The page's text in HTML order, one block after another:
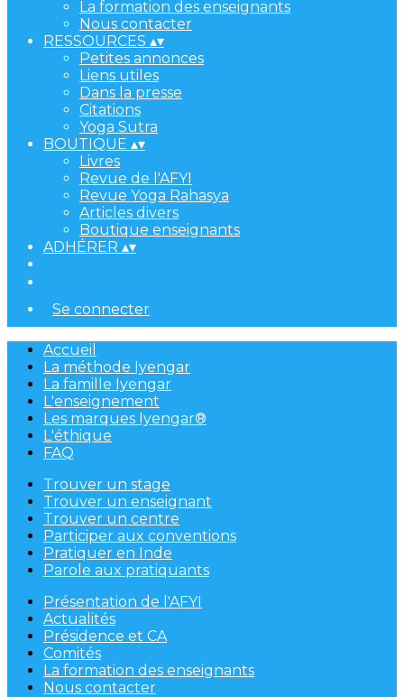
La formation des enseignants
Nous contacter
RESSOURCES ▴▾
Petites annonces
Liens utiles
Dans la presse
Citations
Yoga Sutra
BOUTIQUE ▴▾
Livres
Revue de l'AFYI
Revue Yoga Rahasya
Articles divers
Boutique enseignants
ADHÉRER ▴▾
Se connecter
Accueil
La méthode Iyengar
La famille Iyengar
L'enseignement
Les marques Iyengar®
L'éthique
FAQ
Trouver un stage
Trouver un enseignant
Trouver un centre
Participer aux conventions
Pratiquer en Inde
Parole aux pratiquants
Présentation de l'AFYI
Actualités
Présidence et CA
Comités
La formation des enseignants
Nous contacter